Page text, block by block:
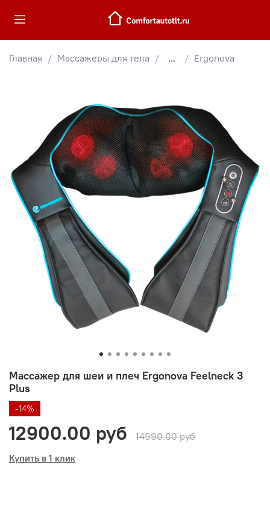
Главная Массажеры для тела ... Ergonova
Массажер для шеи и плеч Ergonova Feelneck 3
Plus
-14%
12900.00 руб
14990.00 руб
Купить в 1 клик